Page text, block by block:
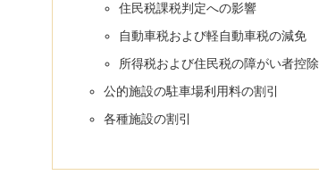
住民税課税判定への影響
自動車税および軽自動車税の減免
所得税および住民税の障がい者控除
公的施設の駐車場利用料の割引
各種施設の割引